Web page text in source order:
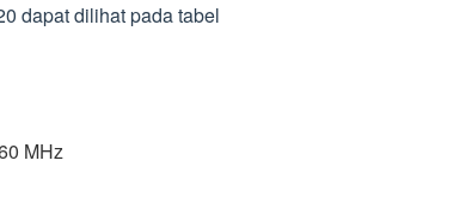
dapat dilihat pada tabel
MHz